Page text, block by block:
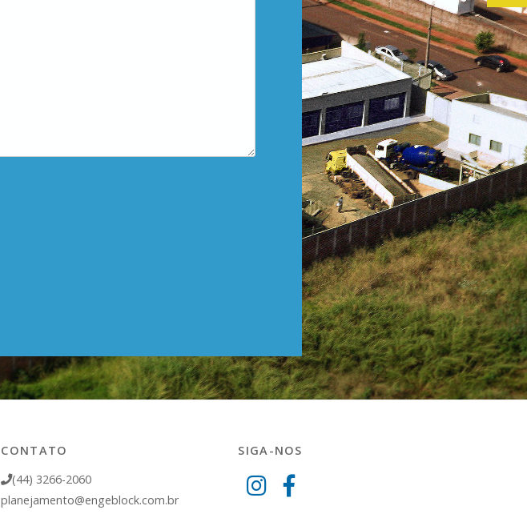
CONTATO
(44) 3266-2060
planejamento@engeblock.com.br
SIGA-NOS